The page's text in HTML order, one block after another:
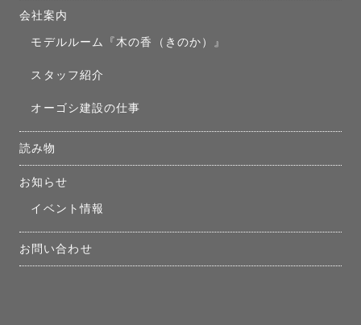
会社案内
モデルルーム『木の香（きのか）』
スタッフ紹介
オーゴシ建設の仕事
読み物
お知らせ
イベント情報
お問い合わせ